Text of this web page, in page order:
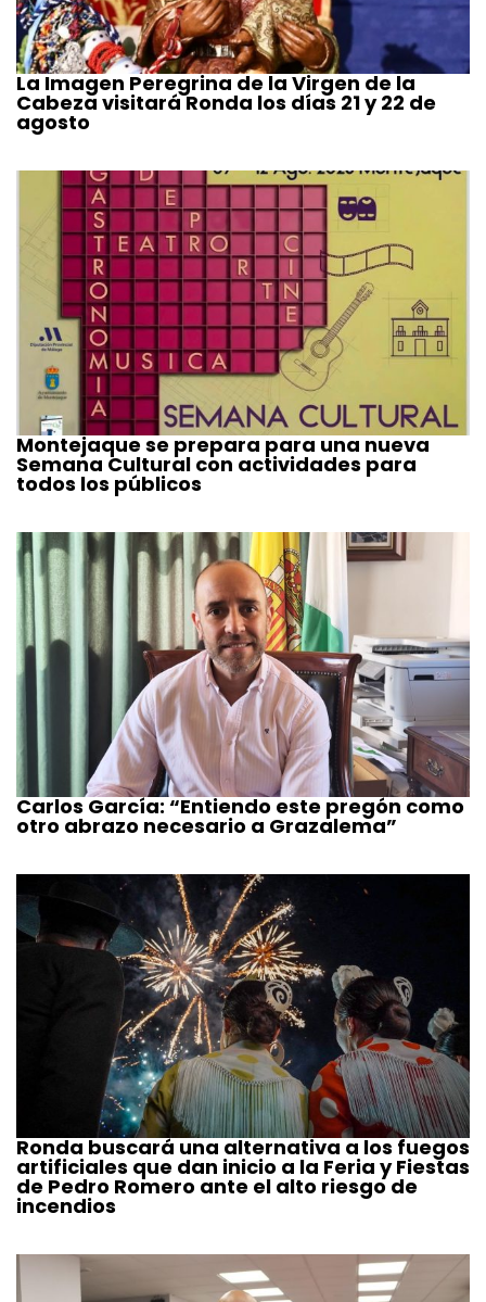
La Imagen Peregrina de la Virgen de la
Cabeza visitará Ronda los días 21 y 22 de
agosto
Montejaque se prepara para una nueva
Semana Cultural con actividades para
todos los públicos
Carlos García: “Entiendo este pregón como
otro abrazo necesario a Grazalema”
Ronda buscará una alternativa a los fuegos
artificiales que dan inicio a la Feria y Fiestas
de Pedro Romero ante el alto riesgo de
incendios